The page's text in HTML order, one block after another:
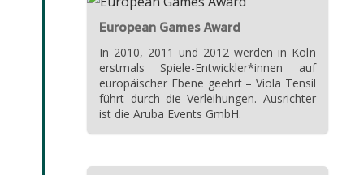
European Games Award
In 2010, 2011 und 2012 werden in Köln
erstmals Spiele-Entwickler*innen auf
europäischer Ebene geehrt – Viola Tensil
führt durch die Verleihungen. Ausrichter
ist die Aruba Events GmbH.